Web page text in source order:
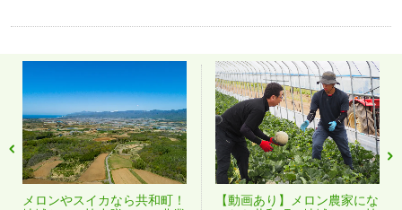
メロンやスイカなら共和町！
【動画あり】メロン農家にな